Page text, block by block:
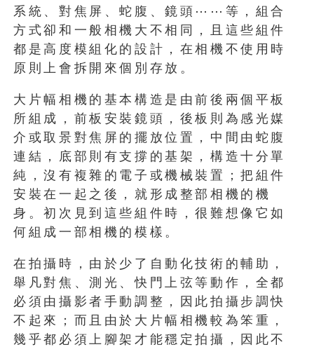
系統、對焦屏、蛇腹、鏡頭⋯⋯等，組合
方式卻和一般相機大不相同，且這些組件
都是高度模組化的設計，在相機不使用時
原則上會拆開來個別存放。
大片幅相機的基本構造是由前後兩個平板
所組成，前板安裝鏡頭，後板則為感光媒
介或取景對焦屏的擺放位置，中間由蛇腹
連結，底部則有支撐的基架，構造十分單
純，沒有複雜的電子或機械裝置；把組件
安裝在一起之後，就形成整部相機的機
身。初次見到這些組件時，很難想像它如
何組成一部相機的模樣。
在拍攝時，由於少了自動化技術的輔助，
舉凡對焦、測光、快門上弦等動作，全都
必須由攝影者手動調整，因此拍攝步調快
不起來；而且由於大片幅相機較為笨重，
幾乎都必須上腳架才能穩定拍攝，因此不